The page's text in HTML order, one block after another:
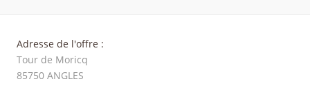
Adresse de l'offre :
Tour de Moricq
85750 ANGLES